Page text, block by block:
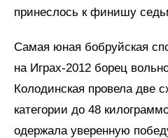
принеслось к финишу
Самая юная бобруйская
на Играх-2012 борец
Колодинская провела две
категории до 48
одержала уверенную